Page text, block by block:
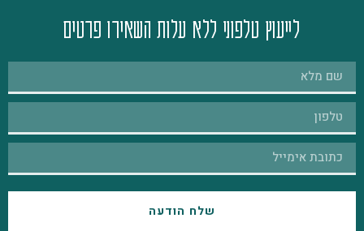
לייעוץ טלפוני ללא עלות השאירו פרטים
שלח הודעה